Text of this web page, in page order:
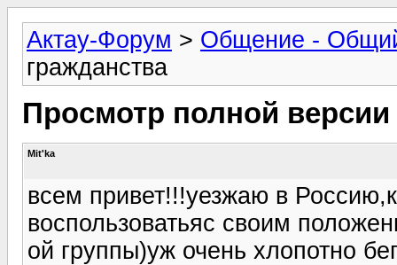
Актау-Форум > Общение -
гражданства
Просмотр полной
Mit'ka
всем привет!!!уезжаю в
воспользоватьяс своим
ой группы)уж очень хлопотно